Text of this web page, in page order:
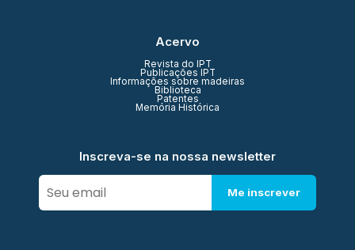
Acervo
Revista do IPT
Publicações IPT
Informações sobre madeiras
Biblioteca
Patentes
Memória Histórica
Inscreva-se na nossa newsletter
Me inscrever